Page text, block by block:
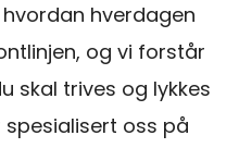
hverdagen
og vi forstår
skal trives og lykkes
spesialisert oss på